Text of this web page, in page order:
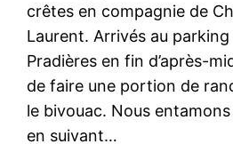
crêtes en compagnie de
Laurent. Arrivés au
Pradières en fin d’après-
de faire une portion de
le bivouac. Nous
en suivant…